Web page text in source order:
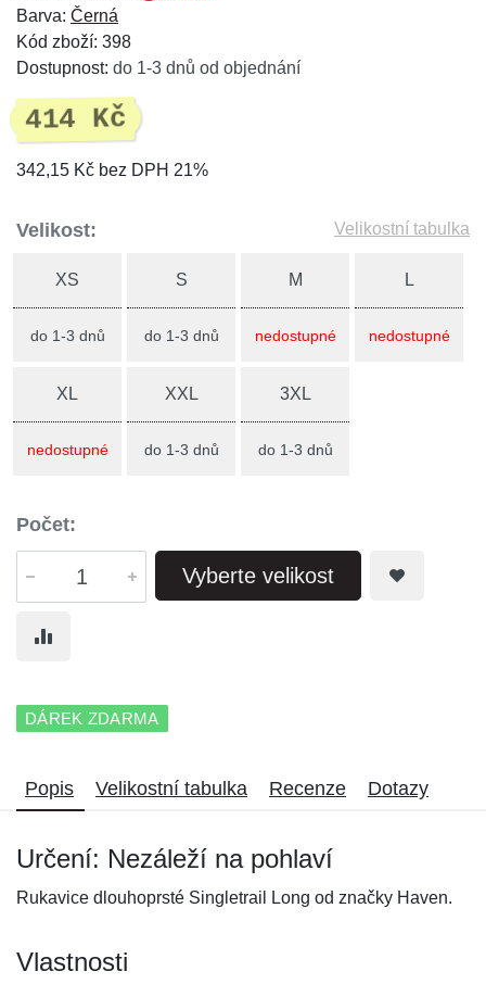
Barva: Černá
Kód zboží: 398
Dostupnost: do 1-3 dnů od objednání
414 Kč
342,15 Kč bez DPH 21%
Velikost: Velikostní tabulka
XS
do 1-3 dnů
S
do 1-3 dnů
M
nedostupné
L
nedostupné
XL
nedostupné
XXL
do 1-3 dnů
3XL
do 1-3 dnů
Počet:
Vyberte velikost
DÁREK ZDARMA
Popis Velikostní tabulka Recenze Dotazy
Určení: Nezáleží na pohlaví
Rukavice dlouhoprsté Singletrail Long od značky Haven.
Vlastnosti